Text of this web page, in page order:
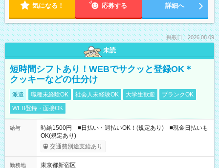
気になる！ 応募する 詳細へ
掲載日：2026.08.09
未読
短時間シフトあり！WEBでサクッと登録OK＊
クッキーなどの仕分け
派遣 職種未経験OK 社会人未経験OK 大学生歓迎
ブランクOK
WEB登録・面接OK
給与
時給1500円 ■日払い・週払いOK！(規定あり) ■現金日払いも
OK(規定あり)
交通費別途支給あり
勤務地
東京都新宿区